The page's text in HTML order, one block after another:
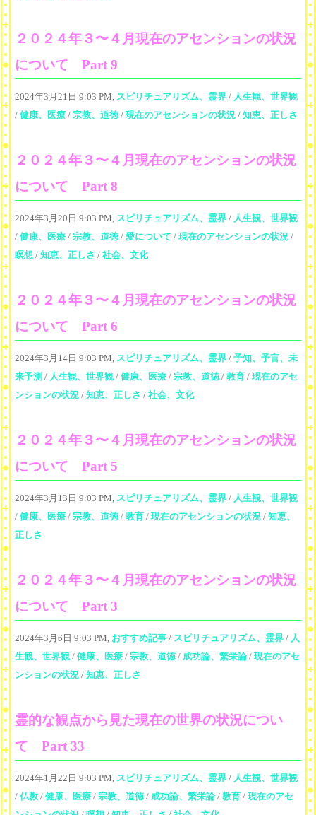
２０２４年３〜４月現在のアセンションの状況
について Part 9
2024年3月21日 9:03 PM, スピリチュアリズム、霊界 / 人生観、世界観
/ 健康、医療 / 宗教、道徳/ 現在のアセンションの状況 / 知恵、正しさ
２０２４年３〜４月現在のアセンションの状況
について Part 8
2024年3月20日 9:03 PM, スピリチュアリズム、霊界 / 人生観、世界観
/ 健康、医療 / 宗教、道徳/ 愛について / 現在のアセンションの状況 /
瞑想 / 知恵、正しさ / 社会、文化
２０２４年３〜４月現在のアセンションの状況
について Part 6
2024年3月14日 9:03 PM, スピリチュアリズム、霊界 / 予知、予言、未
来予測 / 人生観、世界観 / 健康、医療 / 宗教、道徳/ 教育 / 現在のアセ
ンションの状況 / 知恵、正しさ / 社会、文化
２０２４年３〜４月現在のアセンションの状況
について Part 5
2024年3月13日 9:03 PM, スピリチュアリズム、霊界 / 人生観、世界観
/ 健康、医療 / 宗教、道徳/ 教育 / 現在のアセンションの状況 / 知恵、
正しさ
２０２４年３〜４月現在のアセンションの状況
について Part 3
2024年3月6日 9:03 PM, おすすめ記事 / スピリチュアリズム、霊界 / 人
生観、世界観 / 健康、医療 / 宗教、道徳/ 成功論、繁栄論 / 現在のアセ
ンションの状況 / 知恵、正しさ
霊的な観点から見た現在の世界の状況につい
て Part 33
2024年1月22日 9:03 PM, スピリチュアリズム、霊界 / 人生観、世界観
/ 仏教 / 健康、医療 / 宗教、道徳/ 成功論、繁栄論 / 教育 / 現在のアセ